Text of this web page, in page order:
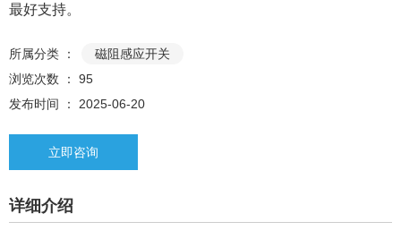
最好支持。
所属分类 ：
磁阻感应开关
浏览次数 ： 95
发布时间 ： 2025-06-20
立即咨询
详细介绍